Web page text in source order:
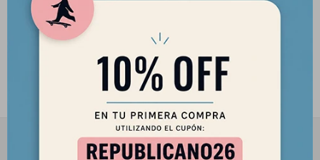
Casco Eight Ball Black - Talle
M/L (+14)
2.032